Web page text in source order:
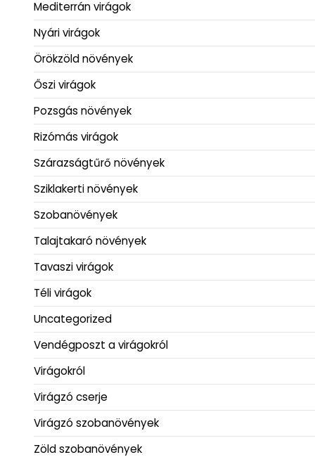
Mediterrán virágok
Nyári virágok
Örökzöld növények
Őszi virágok
Pozsgás növények
Rizómás virágok
Szárazságtűrő növények
Sziklakerti növények
Szobanövények
Talajtakaró növények
Tavaszi virágok
Téli virágok
Uncategorized
Vendégposzt a virágokról
Virágokról
Virágzó cserje
Virágzó szobanövények
Zöld szobanövények